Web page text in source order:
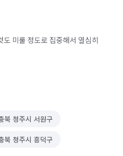
도 미룰 정도로 집중해서 열심히
북 청주시 서원구
북 청주시 흥덕구